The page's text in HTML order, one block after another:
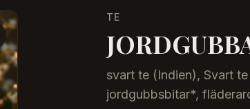
TE
svart te (Indien), Svart
jordgubbsbitar*,